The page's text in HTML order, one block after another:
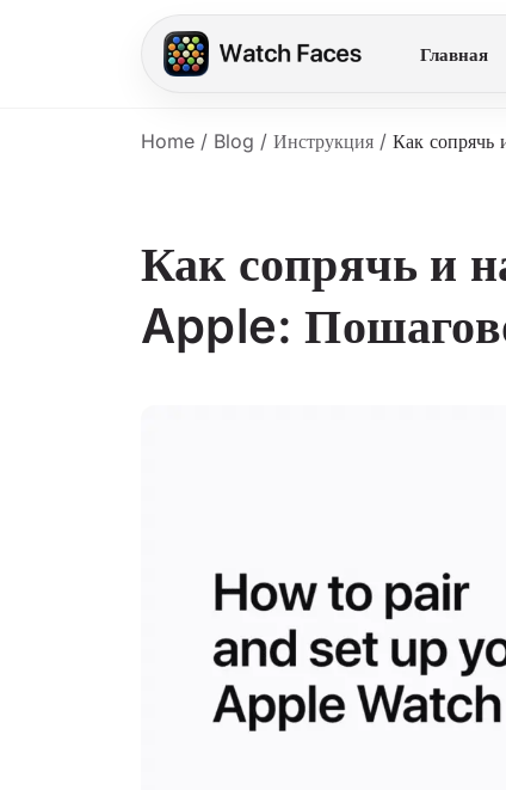
Главная
Home / Blog / Инструкция / Как сопрячь
Как сопрячь и
Apple: